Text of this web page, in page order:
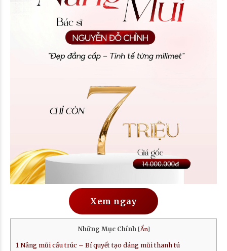
Xem ngay
Những Mục Chính [Ẩn]
1 Nâng mũi cấu trúc – Bí quyết tạo dáng mũi thanh tú